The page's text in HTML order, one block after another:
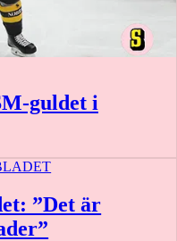
guldet i
”Det är